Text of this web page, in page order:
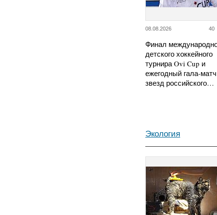
08.08.2026 40
Финал
детского хоккейного
турнира Ovi Cup и
ежегодный гала-матч
звезд российского…
Экология